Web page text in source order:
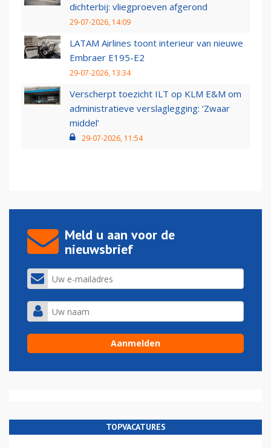
dichterbij: vliegproeven afgerond
29-07-2026, 14:09
LATAM Airlines toont interieur van nieuwe
Embraer E195-E2
29-07-2026, 13:34
Verscherpt toezicht ILT op KLM E&M om
administratieve verslaglegging: ‘Zwaar
middel’
29-07-2026, 11:54
Meld u aan voor de
nieuwsbrief
TOPVACATURES